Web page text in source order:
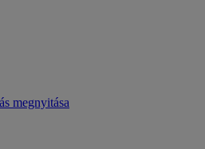
megnyitása